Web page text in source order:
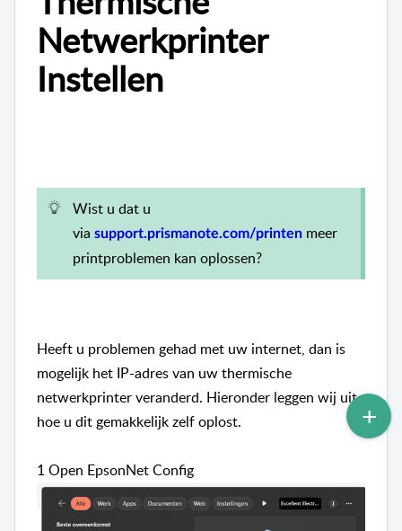
Netwerkprinter
Instellen
Wist u dat u
via support.prismanote.com/printen meer
printproblemen kan oplossen?
Heeft u problemen gehad met uw internet, dan is
mogelijk het IP-adres van uw thermische
netwerkprinter veranderd. Hieronder leggen wij uit
hoe u dit gemakkelijk zelf oplost.
1 Open EpsonNet Config